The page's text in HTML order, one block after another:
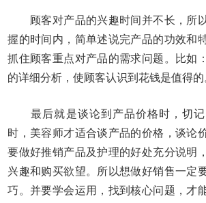
顾客对产品的兴趣时间并不长，所
握的时间内，简单述说完产品的功效和
抓住顾客重点对产品的需求问题。比如
的详细分析，使顾客认识到花钱是值得的
最后就是谈论到产品价格时，切记
时，美容师才适合谈产品的价格，谈论
要做好推销产品及护理的好处充分说明
兴趣和购买欲望。所以想做好销售一定
巧。并要学会运用，找到核心问题，才